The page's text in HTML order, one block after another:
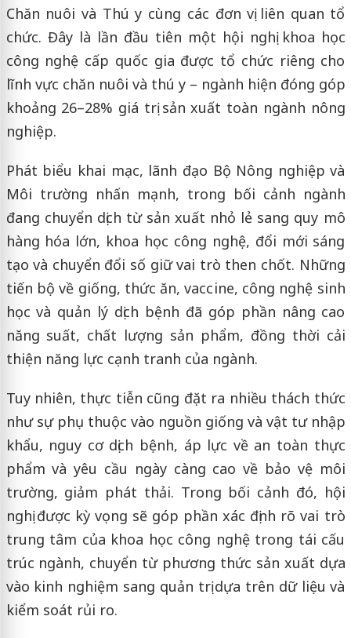
Chăn nuôi và Thú y cùng các đơn vị liên quan tổ
chức. Đây là lần đầu tiên một hội nghị khoa học
công nghệ cấp quốc gia được tổ chức riêng cho
lĩnh vực chăn nuôi và thú y – ngành hiện đóng góp
khoảng 26–28% giá trị sản xuất toàn ngành nông
nghiệp.
Phát biểu khai mạc, lãnh đạo Bộ Nông nghiệp và
Môi trường nhấn mạnh, trong bối cảnh ngành
đang chuyển dịch từ sản xuất nhỏ lẻ sang quy mô
hàng hóa lớn, khoa học công nghệ, đổi mới sáng
tạo và chuyển đổi số giữ vai trò then chốt. Những
tiến bộ về giống, thức ăn, vaccine, công nghệ sinh
học và quản lý dịch bệnh đã góp phần nâng cao
năng suất, chất lượng sản phẩm, đồng thời cải
thiện năng lực cạnh tranh của ngành.
Tuy nhiên, thực tiễn cũng đặt ra nhiều thách thức
như sự phụ thuộc vào nguồn giống và vật tư nhập
khẩu, nguy cơ dịch bệnh, áp lực về an toàn thực
phẩm và yêu cầu ngày càng cao về bảo vệ môi
trường, giảm phát thải. Trong bối cảnh đó, hội
nghị được kỳ vọng sẽ góp phần xác định rõ vai trò
trung tâm của khoa học công nghệ trong tái cấu
trúc ngành, chuyển từ phương thức sản xuất dựa
vào kinh nghiệm sang quản trị dựa trên dữ liệu và
kiểm soát rủi ro.